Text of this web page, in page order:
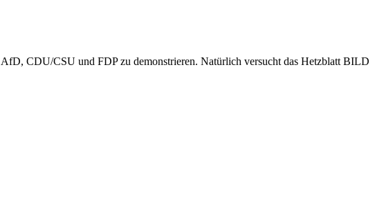
CDU/CSU und FDP zu demonstrieren. Natürlich versucht das Hetzblatt BILD